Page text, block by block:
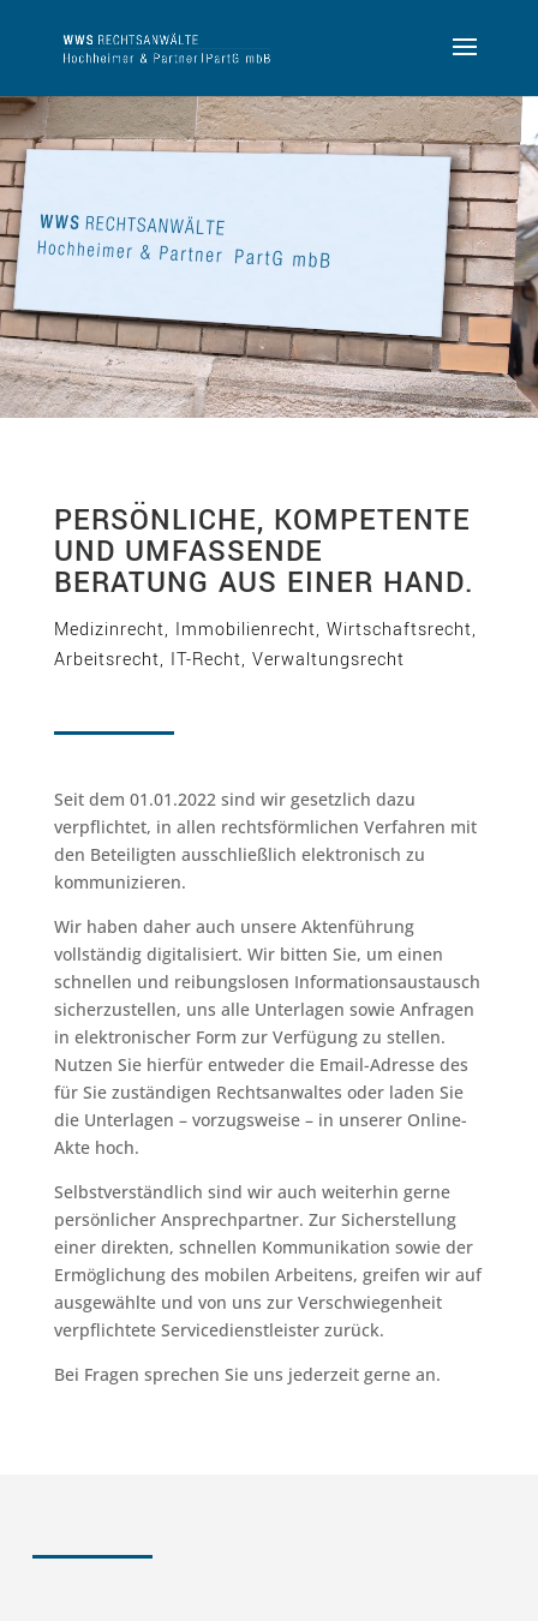
Video-
Player
PERSÖNLICHE, KOMPETENTE
UND UMFASSENDE
BERATUNG AUS EINER HAND.
Medizinrecht, Immobilienrecht, Wirtschaftsrecht,
Arbeitsrecht, IT-Recht, Verwaltungsrecht
Seit dem 01.01.2022 sind wir gesetzlich dazu
verpflichtet, in allen rechtsförmlichen Verfahren mit
den Beteiligten ausschließlich elektronisch zu
kommunizieren.
Wir haben daher auch unsere Aktenführung
vollständig digitalisiert. Wir bitten Sie, um einen
schnellen und reibungslosen Informationsaustausch
sicherzustellen, uns alle Unterlagen sowie Anfragen
in elektronischer Form zur Verfügung zu stellen.
Nutzen Sie hierfür entweder die Email-Adresse des
für Sie zuständigen Rechtsanwaltes oder laden Sie
die Unterlagen – vorzugsweise – in unserer Online-
Akte hoch.
Selbstverständlich sind wir auch weiterhin gerne
persönlicher Ansprechpartner. Zur Sicherstellung
einer direkten, schnellen Kommunikation sowie der
Ermöglichung des mobilen Arbeitens, greifen wir auf
ausgewählte und von uns zur Verschwiegenheit
verpflichtete Servicedienstleister zurück.
Bei Fragen sprechen Sie uns jederzeit gerne an.